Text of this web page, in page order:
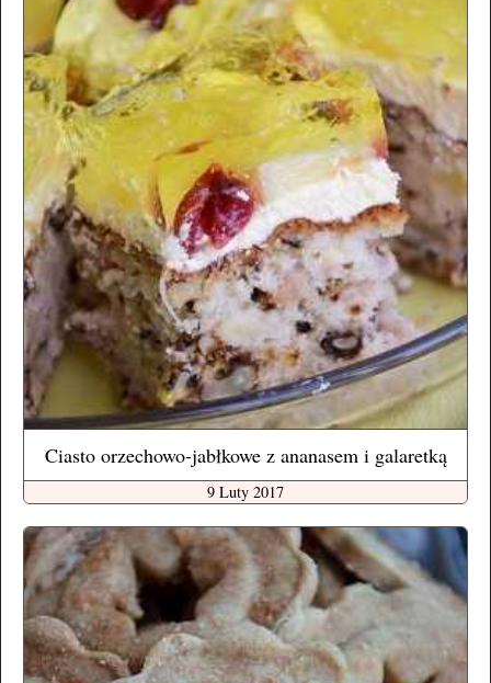
Ciasto orzechowo-jabłkowe z ananasem i galaretką
9 Luty 2017